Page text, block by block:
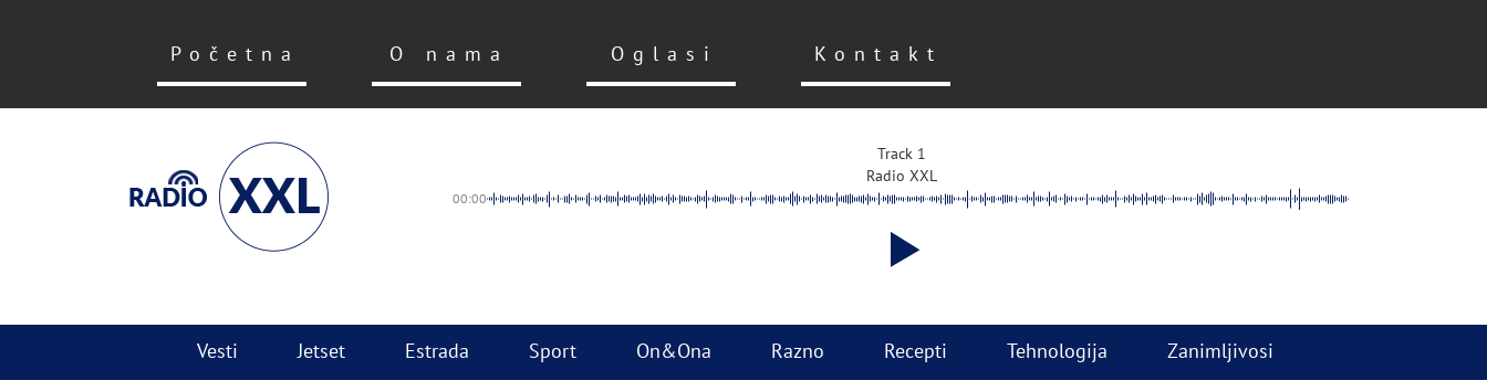
Početna O nama Oglasi Kontakt
Track 1
Radio XXL
00:00
Vesti Jetset Estrada Sport On&Ona Razno Recepti Tehnologija Zanimljivosi